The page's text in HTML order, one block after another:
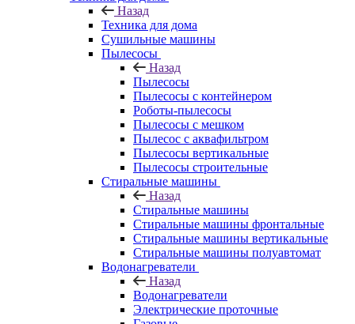
Назад
Техника для дома
Сушильные машины
Пылесосы
Назад
Пылесосы
Пылесосы с контейнером
Роботы-пылесосы
Пылесосы с мешком
Пылесос с аквафильтром
Пылесосы вертикальные
Пылесосы строительные
Стиральные машины
Назад
Стиральные машины
Стиральные машины фронтальные
Стиральные машины вертикальные
Стиральные машины полуавтомат
Водонагреватели
Назад
Водонагреватели
Электрические проточные